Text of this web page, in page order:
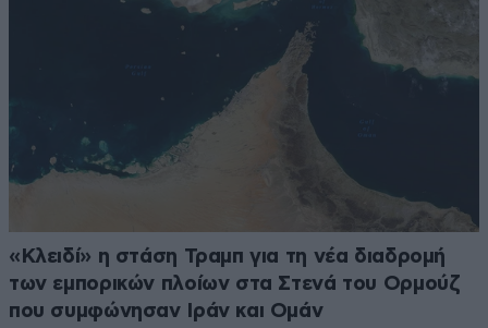
«Κλειδί» η στάση Τραμπ για τη νέα διαδρομή
των εμπορικών πλοίων στα Στενά του Ορμούζ
που συμφώνησαν Ιράν και Ομάν